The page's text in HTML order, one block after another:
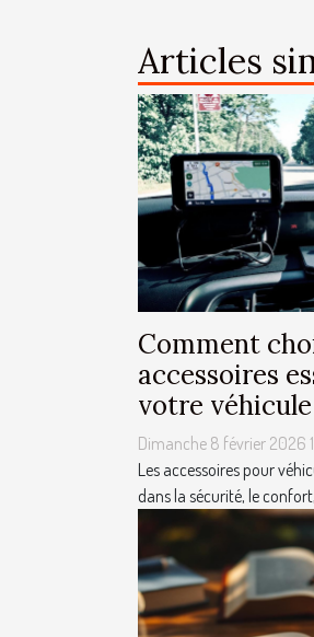
Articles
Comment
accessoires
votre véhicule
Dimanche 8 février 2026
Les accessoires pour
dans la sécurité, le